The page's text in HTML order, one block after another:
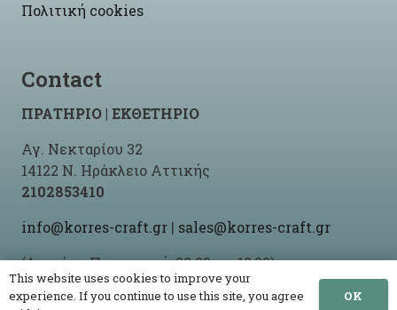
Πολιτική cookies
Contact
ΠΡΑΤΗΡΙΟ | ΕΚΘΕΤΗΡΙΟ
Αγ. Νεκταρίου 32
14122 Ν. Ηράκλειο Αττικής
2102853410
info@korres-craft.gr | sales@korres-craft.gr
(Δευτέρα-Παρασκευή: 09:00 ως 18:00)
This website uses cookies to improve your
experience. If you continue to use this site, you agree
OK